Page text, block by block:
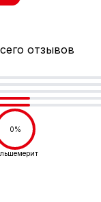
отзывов
0%